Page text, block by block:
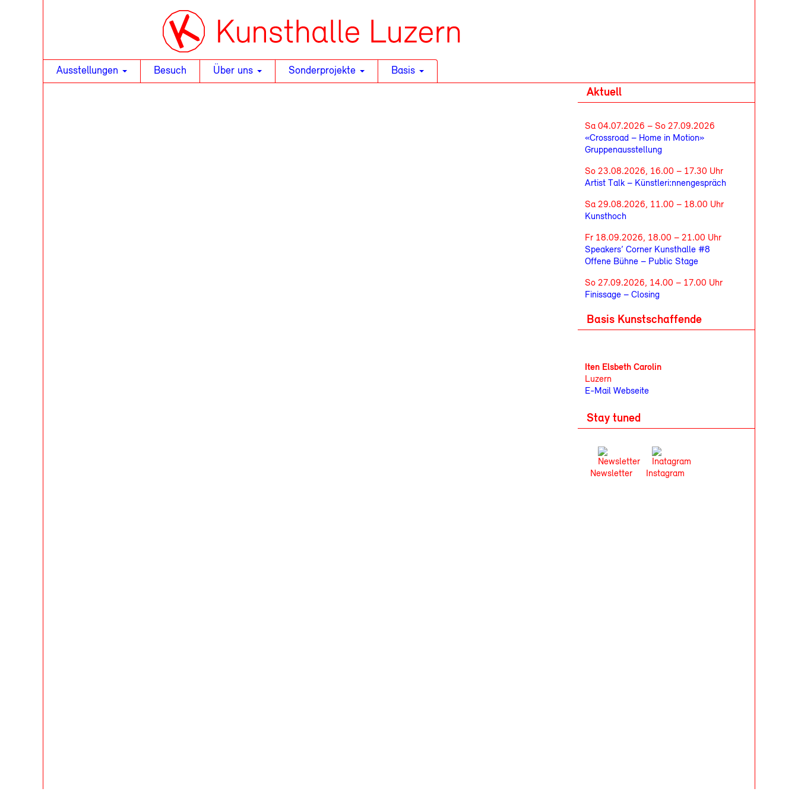
Ausstellungen Besuch Über uns Sonderprojekte Basis
Aktuell
Sa 04.07.2026 – So 27.09.2026
«Crossroad – Home in Motion»
Gruppenausstellung
So 23.08.2026, 16.00 – 17.30 Uhr
Artist Talk – Künstleri:nnengespräch
Sa 29.08.2026, 11.00 – 18.00 Uhr
Kunsthoch
Fr 18.09.2026, 18.00 – 21.00 Uhr
Speakers’ Corner Kunsthalle #8
Offene Bühne – Public Stage
So 27.09.2026, 14.00 – 17.00 Uhr
Finissage – Closing
Basis Kunstschaffende
Iten Elsbeth Carolin
Luzern
E-MailWebseite
Stay tuned
Newsletter Instagram